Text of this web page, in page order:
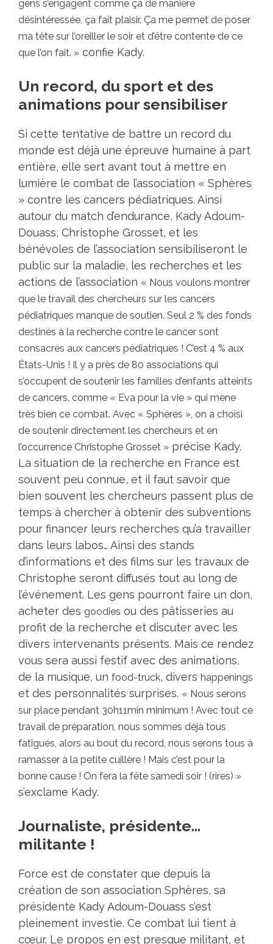
gens s’engagent comme ça de manière
désintéressée, ça fait plaisir. Ça me permet de poser
ma tête sur l’oreiller le soir et d’être contente de ce
que l’on fait. » confie Kady.
Un record, du sport et des
animations pour sensibiliser
Si cette tentative de battre un record du
monde est déjà une épreuve humaine à part
entière, elle sert avant tout à mettre en
lumière le combat de l’association « Sphères
» contre les cancers pédiatriques. Ainsi
autour du match d’endurance, Kady Adoum-
Douass, Christophe Grosset, et les
bénévoles de l’association sensibiliseront le
public sur la maladie, les recherches et les
actions de l’association « Nous voulons montrer
que le travail des chercheurs sur les cancers
pédiatriques manque de soutien. Seul 2 % des fonds
destinés à la recherche contre le cancer sont
consacrés aux cancers pédiatriques ! C’est 4 % aux
États-Unis ! Il y a près de 80 associations qui
s’occupent de soutenir les familles d’enfants atteints
de cancers, comme « Eva pour la vie » qui mène
très bien ce combat. Avec « Sphères », on a choisi
de soutenir directement les chercheurs et en
l’occurrence Christophe Grosset » précise Kady.
La situation de la recherche en France est
souvent peu connue, et il faut savoir que
bien souvent les chercheurs passent plus de
temps à chercher à obtenir des subventions
pour financer leurs recherches qu’a travailler
dans leurs labos… Ainsi des stands
d’informations et des films sur les travaux de
Christophe seront diffusés tout au long de
l’événement. Les gens pourront faire un don,
acheter des goodies ou des pâtisseries au
profit de la recherche et discuter avec les
divers intervenants présents. Mais ce rendez
vous sera aussi festif avec des animations,
de la musique, un food-truck, divers happenings
et des personnalités surprises. « Nous serons
sur place pendant 30h11min minimum ! Avec tout ce
travail de préparation, nous sommes déjà tous
fatigués, alors au bout du record, nous serons tous à
ramasser à la petite cuillère ! Mais c’est pour la
bonne cause ! On fera la fête samedi soir ! (rires) »
s’exclame Kady.
Journaliste, présidente…
militante !
Force est de constater que depuis la
création de son association Sphères, sa
présidente Kady Adoum-Douass s’est
pleinement investie. Ce combat lui tient à
cœur. Le propos en est presque militant, et